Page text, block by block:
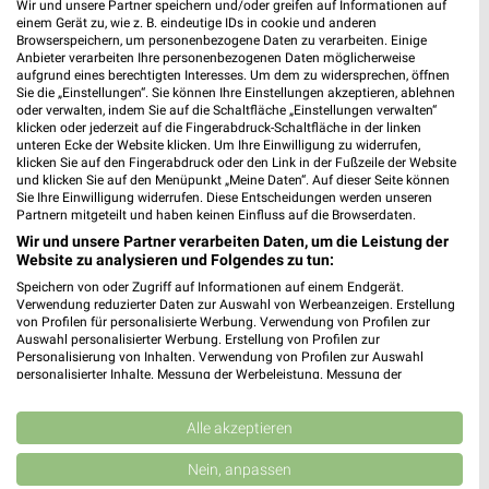
28,7 km
Angebote ab 25.07.
Noch morgen gültig
6,8 km
Angebote ab 10.08.
Gültig ab Mo. 10.08.
Lidl PENNY
Wir und unsere Partner speichern und/oder greifen auf Informationen auf
einem Gerät zu, wie z. B. eindeutige IDs in cookie und anderen
Browserspeichern, um personenbezogene Daten zu verarbeiten. Einige
Anbieter verarbeiten Ihre personenbezogenen Daten möglicherweise
aufgrund eines berechtigten Interesses. Um dem zu widersprechen, öffnen
Sie die „Einstellungen“. Sie können Ihre Einstellungen akzeptieren, ablehnen
oder verwalten, indem Sie auf die Schaltfläche „Einstellungen verwalten“
klicken oder jederzeit auf die Fingerabdruck-Schaltfläche in der linken
unteren Ecke der Website klicken. Um Ihre Einwilligung zu widerrufen,
klicken Sie auf den Fingerabdruck oder den Link in der Fußzeile der Website
und klicken Sie auf den Menüpunkt „Meine Daten“. Auf dieser Seite können
Sie Ihre Einwilligung widerrufen. Diese Entscheidungen werden unseren
Partnern mitgeteilt und haben keinen Einfluss auf die Browserdaten.
Wir und unsere Partner verarbeiten Daten, um die Leistung der
Website zu analysieren und Folgendes zu tun:
Speichern von oder Zugriff auf Informationen auf einem Endgerät.
Verwendung reduzierter Daten zur Auswahl von Werbeanzeigen. Erstellung
von Profilen für personalisierte Werbung. Verwendung von Profilen zur
Auswahl personalisierter Werbung. Erstellung von Profilen zur
Personalisierung von Inhalten. Verwendung von Profilen zur Auswahl
personalisierter Inhalte. Messung der Werbeleistung. Messung der
Kombinationen von Daten aus verschiedenen Quellen. Entwicklung und
Verbesserung der Angebote. Verwendung reduzierter Daten zur Auswahl
von Inhalten.
Daten können außerhalb der Europäischen Union weitergegeben und in die
Alle akzeptieren
Nein, anpassen